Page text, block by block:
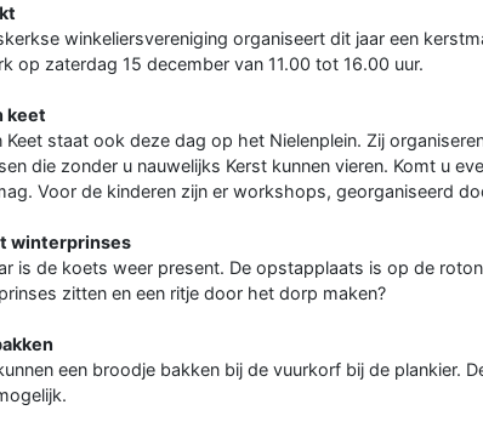
winkeliersvereniging organiseert dit jaar een
op zaterdag 15 december van 11.00 tot 16.00 uur.
keet
Keet staat ook deze dag op het Nielenplein. Zij
die zonder u nauwelijks Kerst kunnen vieren. Komt u
Voor de kinderen zijn er workshops, georganiseerd
winterprinses
is de koets weer present. De opstapplaats is op de
zitten en een ritje door het dorp maken?
een broodje bakken bij de vuurkorf bij de plankier.